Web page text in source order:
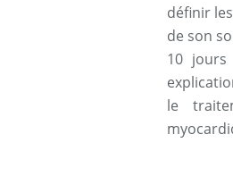
définir
de son
10 jours
le